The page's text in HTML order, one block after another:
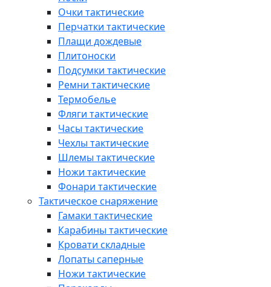
Очки тактические
Перчатки тактические
Плащи дождевые
Плитоноски
Подсумки тактические
Ремни тактические
Термобелье
Фляги тактические
Часы тактические
Чехлы тактические
Шлемы тактические
Ножи тактические
Фонари тактические
Тактическое снаряжение
Гамаки тактические
Карабины тактические
Кровати складные
Лопаты саперные
Ножи тактические